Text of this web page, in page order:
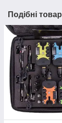
Подібні